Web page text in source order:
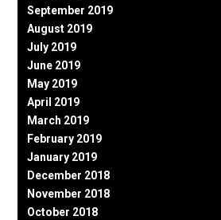
September 2019
August 2019
July 2019
June 2019
May 2019
April 2019
March 2019
February 2019
January 2019
December 2018
November 2018
October 2018